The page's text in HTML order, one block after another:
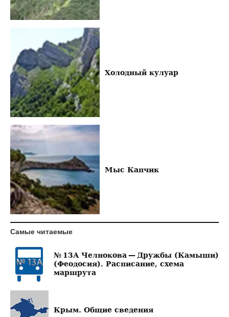
Холодный кулуар
Мыс Капчик
Самые читаемые
№ 13А Челнокова — Дружбы (Камыши)
(Феодосия). Расписание, схема
маршрута
Крым. Общие сведения